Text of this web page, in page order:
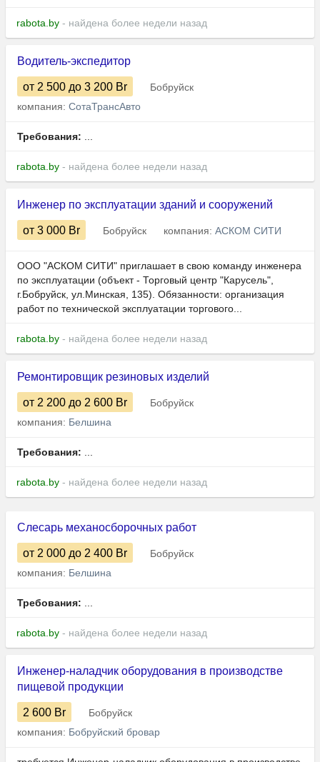
rabota.by - найдена более недели назад
Водитель-экспедитор
от 2 500 до 3 200 Br
Бобруйск
компания: СотаТрансАвто
Требования: ...
rabota.by - найдена более недели назад
Инженер по эксплуатации зданий и сооружений
от 3 000 Br Бобруйск компания: АСКОМ СИТИ
ООО "АСКОМ СИТИ" приглашает в свою команду инженера
по эксплуатации (объект - Торговый центр "Карусель",
г.Бобруйск, ул.Минская, 135). Обязанности: организация
работ по технической эксплуатации торгового...
rabota.by - найдена более недели назад
Ремонтировщик резиновых изделий
от 2 200 до 2 600 Br
Бобруйск
компания: Белшина
Требования: ...
rabota.by - найдена более недели назад
Слесарь механосборочных работ
от 2 000 до 2 400 Br
Бобруйск
компания: Белшина
Требования: ...
rabota.by - найдена более недели назад
Инженер-наладчик оборудования в производстве
пищевой продукции
2 600 Br
Бобруйск
компания: Бобруйский бровар